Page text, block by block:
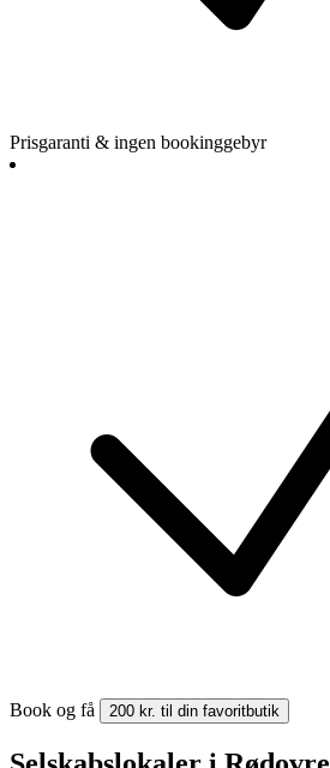
Prisgaranti & ingen bookinggebyr
Book og få 200 kr. til din favoritbutik